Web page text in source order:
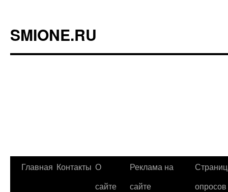
SMIONE.RU
Перейти
Главная Контакты О
сайте
Реклама на
сайте
опросов